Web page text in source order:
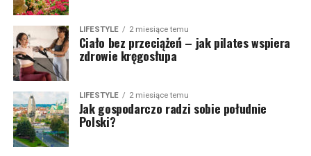
LIFESTYLE 2 miesiące temu
Ciało bez przeciążeń – jak pilates wspiera
zdrowie kręgosłupa
LIFESTYLE 2 miesiące temu
Jak gospodarczo radzi sobie południe
Polski?